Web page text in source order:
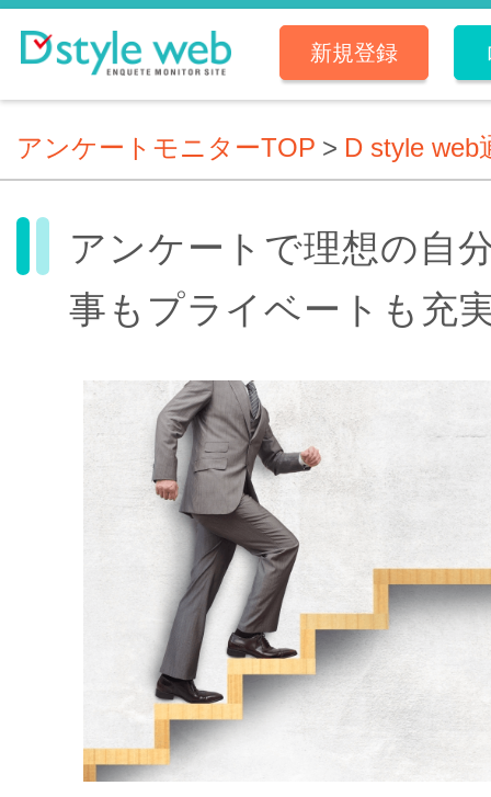
新規登録
アンケートモニターTOP > D style web
アンケートで理想の自
事もプライベートも充